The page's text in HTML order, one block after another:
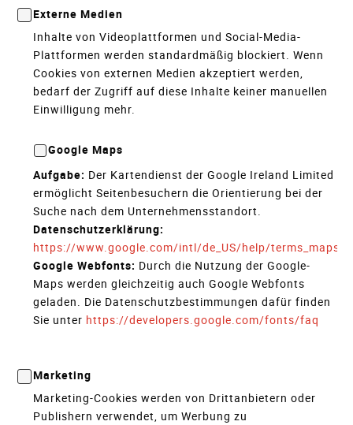
Externe Medien
Inhalte von Videoplattformen und Social-Media-
Plattformen werden standardmäßig blockiert. Wenn
Cookies von externen Medien akzeptiert werden,
bedarf der Zugriff auf diese Inhalte keiner manuellen
Einwilligung mehr.
Google Maps
Aufgabe: Der Kartendienst der Google Ireland Limited
ermöglicht Seitenbesuchern die Orientierung bei der
Suche nach dem Unternehmensstandort.
Datenschutzerklärung:
https://www.google.com/intl/de_US/help/
Google Webfonts: Durch die Nutzung der Google-
Maps werden gleichzeitig auch Google Webfonts
geladen. Die Datenschutzbestimmungen dafür finden
Sie unter https://developers.google.com/fonts/faq
Marketing
Marketing-Cookies werden von Drittanbietern oder
Publishern verwendet, um Werbung zu